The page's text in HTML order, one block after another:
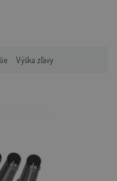
Výška zľavy